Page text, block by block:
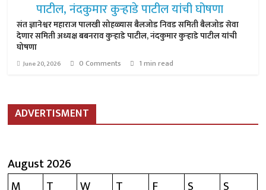
संत ज्ञानेश्वर महाराज पालखी सोहळ्यास बैलजोड निवड समिती बैलजोड सेवा
देणार समिती अध्यक्ष बबनराव कुऱ्हाडे पाटील, नंदकुमार कुऱ्हाडे पाटील यांची
घोषणा
June 20, 2026 0 Comments 1 min read
ADVERTISMENT
August 2026